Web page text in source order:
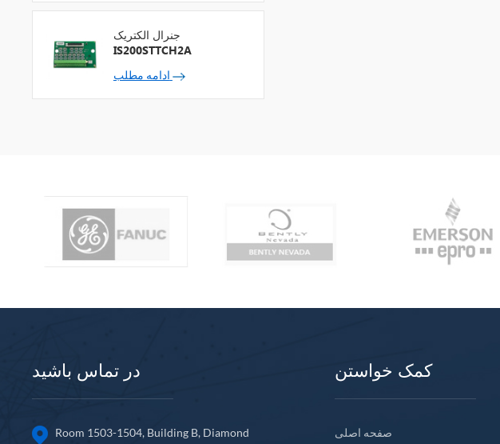
جنرال الکتریک
IS200STTCH2A
در تماس باشید
Room 1503-1504, Building B, Diamond
کمک خواستن
صفحه اصلی